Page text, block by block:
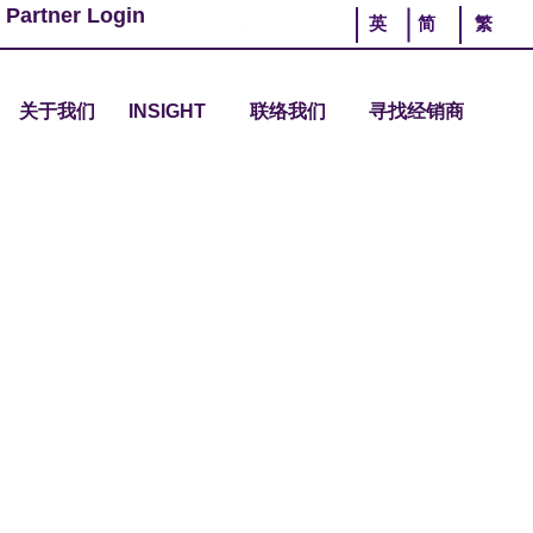
Partner Login 英 简 繁
关于我们 INSIGHT 联络我们 寻找经销商